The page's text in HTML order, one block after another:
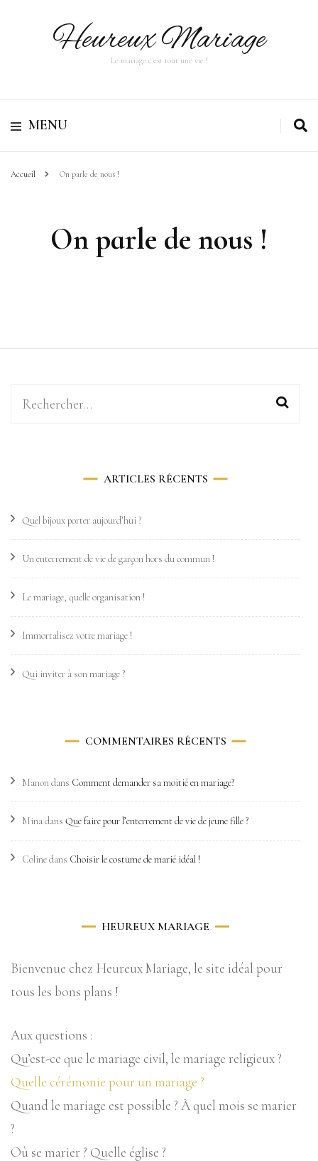
Heureux Mariage
Le mariage c'est tout une vie !
MENU
Accueil On parle de nous !
On parle de nous !
Rechercher :
ARTICLES RÉCENTS
Quel bijoux porter aujourd’hui ?
Un enterrement de vie de garçon hors du commun !
Le mariage, quelle organisation !
Immortalisez votre mariage !
Qui inviter à son mariage ?
COMMENTAIRES RÉCENTS
Manondans Comment demander sa moitié en mariage?
Minadans Que faire pour l’enterrement de vie de jeune fille ?
Colinedans Choisir le costume de marié idéal !
HEUREUX MARIAGE
Bienvenue chez Heureux Mariage, le site idéal pour
tous les bons plans !
Aux questions :
Qu’est-ce que le mariage civil, le mariage religieux ?
Quelle cérémonie pour un mariage ?
Quand le mariage est possible ? À quel mois se marier
?
Où se marier ? Quelle église ?